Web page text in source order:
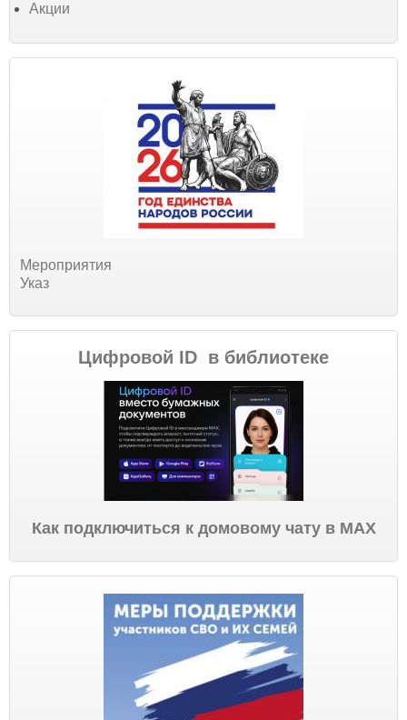
Акции
Мероприятия
Указ
Цифровой ID в библиотеке
Как подключиться к домовому чату в МАХ